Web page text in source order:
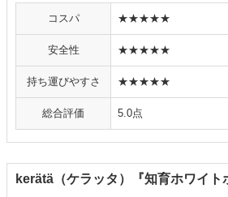
コスパ ★★★★★
安全性 ★★★★★
持ち運びやすさ ★★★★★
総合評価 5.0点
kerätä（ケラッタ）『知育ホワイト